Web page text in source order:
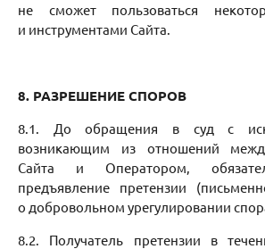
не сможет пользоваться
и инструментами Сайта.
8. РАЗРЕШЕНИЕ СПОРОВ
8.1. До обращения в суд с
возникающим из отношений
Сайта и Оператором,
предъявление претензии
о добровольном урегулировании
8.2. Получатель претензии в